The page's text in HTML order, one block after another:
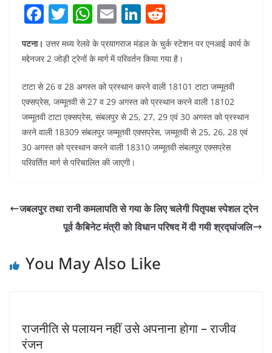
F
c
b
o
o
k
T
w
itt
er
W
h
at
A
p
p
E
ai
Li
n
k
dI
n
e
d
t
पटना। उत्तर मध्य रेलवे के प्रयागराज मंडल के चुर्क स्टेशन पर एनआई कार्य के
मद्देनजर 2 जोड़ी ट्रेनों के मार्ग में परिवर्तन किया गया है।
टाटा से 26 व 28 अगस्त को प्रस्थान करने वाली 18101 टाटा जम्मूतवी
एक्सप्रेस, जम्मूतवी से 27 व 29 अगस्त को प्रस्थान करने वाली 18102
जम्मूतवी टाटा एक्सप्रेस, संबलपुर से 25, 27, 29 एवं 30 अगस्त को प्रस्थान
करने वाली 18309 संबलपुर जम्मूतवी एक्सप्रेस, जम्मूतवी से 25, 26, 28 एवं
30 अगस्त को प्रस्थान करने वाली 18310 जम्मूतवी संबलपुर एक्सप्रेस
परिवर्तित मार्ग से परिचालित की जाएगी।
जबलपुर तथा रानी कमलापति से गया के लिए चलेगी पितृपक्ष स्पेशल ट्रेन
पूर्व कैबिनेट मंत्री को विधान परिषद में दी गयी श्रद्घांजलि
You May Also Like
राजनीति से पलायन नहीं उसे अपनाना होगा – राजीव
रंजन